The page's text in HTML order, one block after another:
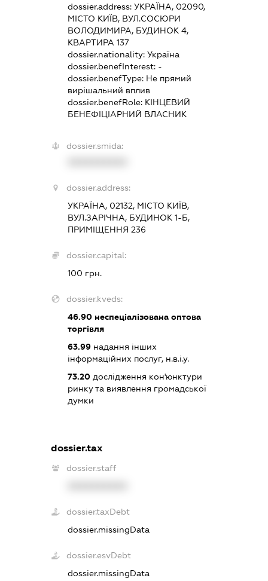
dossier.address: УКРАЇНА, 02090,
МІСТО КИЇВ, ВУЛ.СОСЮРИ
ВОЛОДИМИРА, БУДИНОК 4,
КВАРТИРА 137
dossier.nationality: Україна
dossier.benefInterest: -
dossier.benefType: Не прямий
вирішальний вплив
dossier.benefRole: КІНЦЕВИЙ
БЕНЕФІЦІАРНИЙ ВЛАСНИК
dossier.smida:
dossier.address:
УКРАЇНА, 02132, МІСТО КИЇВ,
ВУЛ.ЗАРІЧНА, БУДИНОК 1-Б,
ПРИМІЩЕННЯ 236
dossier.capital:
100 грн.
dossier.kveds:
46.90неспеціалізована оптова
торгівля
63.99надання інших
інформаційних послуг, н.в.і.у.
73.20дослідження кон'юнктури
ринку та виявлення громадської
думки
dossier.tax
dossier.staff
dossier.taxDebt
dossier.missingData
dossier.esvDebt
dossier.missingData